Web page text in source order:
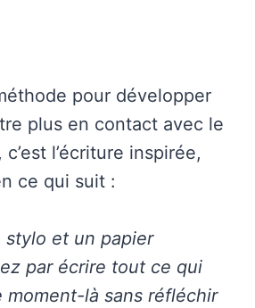
pour développer
plus en contact avec le
l’écriture inspirée,
ce qui suit :
stylo et un papier
par écrire tout ce qui
moment-là sans réfléchir